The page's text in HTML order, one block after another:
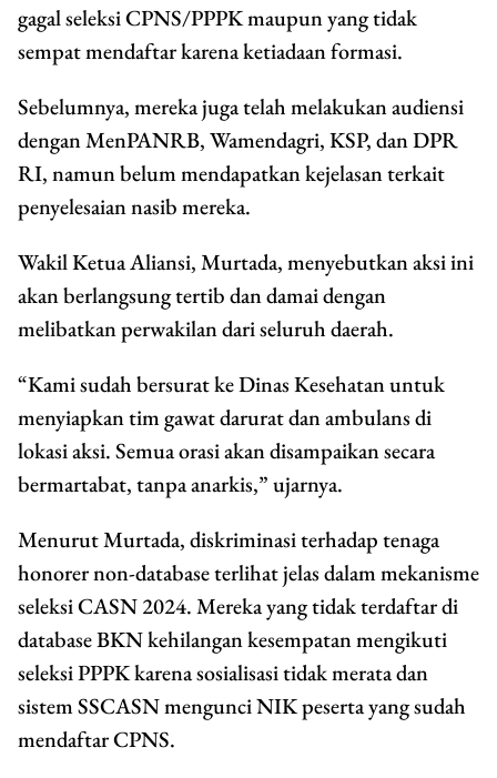
gagal seleksi CPNS/PPPK maupun yang tidak
sempat mendaftar karena ketiadaan formasi.
Sebelumnya, mereka juga telah melakukan audiensi
dengan MenPANRB, Wamendagri, KSP, dan DPR
RI, namun belum mendapatkan kejelasan terkait
penyelesaian nasib mereka.
Wakil Ketua Aliansi, Murtada, menyebutkan aksi ini
akan berlangsung tertib dan damai dengan
melibatkan perwakilan dari seluruh daerah.
“Kami sudah bersurat ke Dinas Kesehatan untuk
menyiapkan tim gawat darurat dan ambulans di
lokasi aksi. Semua orasi akan disampaikan secara
bermartabat, tanpa anarkis,” ujarnya.
Menurut Murtada, diskriminasi terhadap tenaga
honorer non-database terlihat jelas dalam mekanisme
seleksi CASN 2024. Mereka yang tidak terdaftar di
database BKN kehilangan kesempatan mengikuti
seleksi PPPK karena sosialisasi tidak merata dan
sistem SSCASN mengunci NIK peserta yang sudah
mendaftar CPNS.